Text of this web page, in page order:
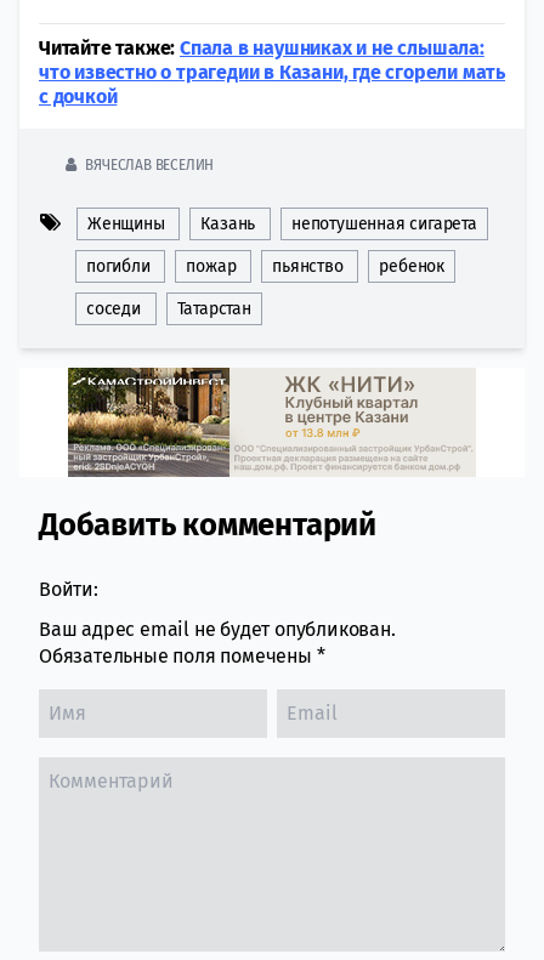
Читайте также: Спала в наушниках и не слышала:
что известно о трагедии в Казани, где сгорели мать
с дочкой
ВЯЧЕСЛАВ ВЕСЕЛИН
Женщины Казань непотушенная сигарета
погибли пожар пьянство ребенок
соседи Татарстан
Comment section
Добавить комментарий
Войти:
Ваш адрес email не будет опубликован.
Обязательные поля помечены *